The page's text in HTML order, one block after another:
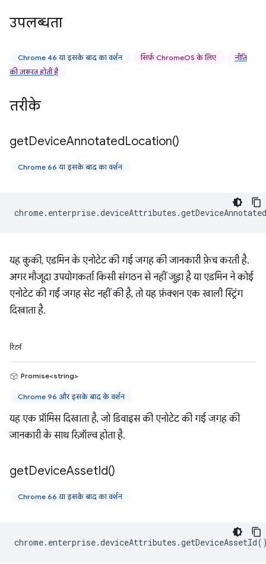
उपलब्धता
Chrome 46 या इसके बाद का वर्शन सिर्फ़ ChromeOS के लिए
नीति
की ज़रूरत होती है
तरीके
getDeviceAnnotatedLocation()
Chrome 66 या इसके बाद का वर्शन
chrome. enterprise.deviceAttributes .
यह कुकी, एडमिन के एनोटेट की गई जगह की जानकारी फ़ेच करती है.
अगर मौजूदा उपयोगकर्ता किसी संगठन से नहीं जुड़ा है या एडमिन ने कोई
एनोटेट की गई जगह सेट नहीं की है, तो यह फ़ंक्शन एक खाली स्ट्रिंग
दिखाता है.
रिटर्न
Promise<string>
Chrome 96 और इसके बाद के वर्शन
यह एक प्रॉमिस दिखाता है, जो डिवाइस की एनोटेट की गई जगह की
जानकारी के साथ रिज़ॉल्व होता है.
getDeviceAssetId()
Chrome 66 या इसके बाद का वर्शन
chrome. enterprise.deviceAttributes .getDeviceAssetId